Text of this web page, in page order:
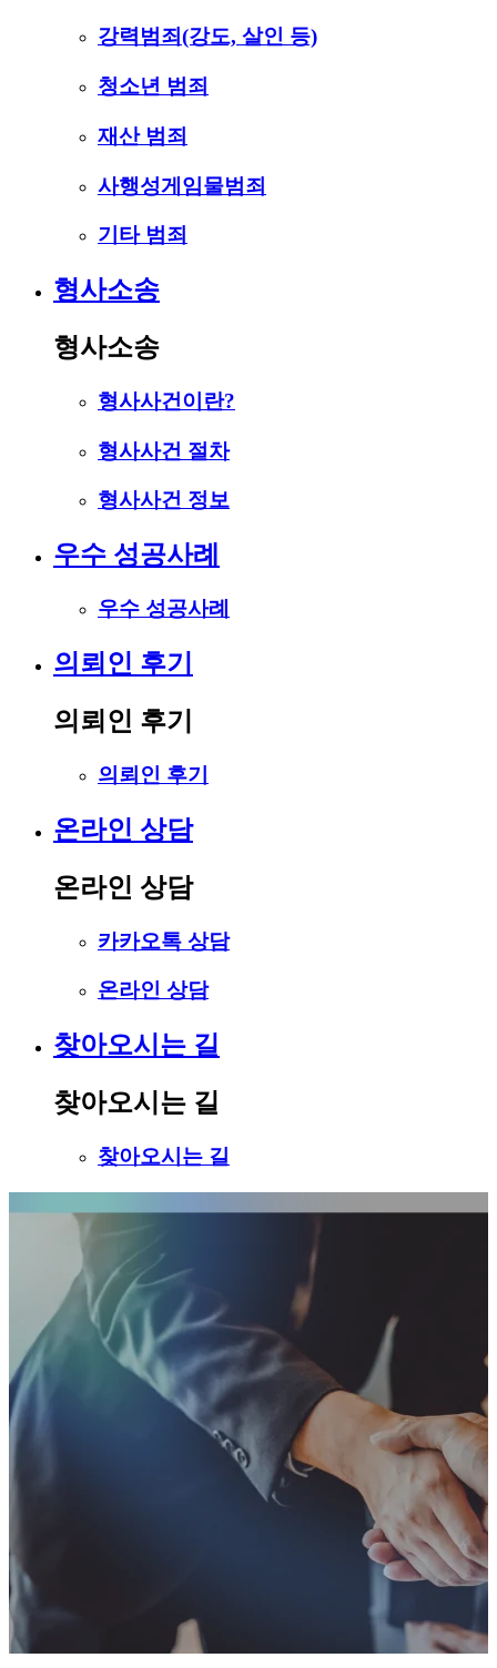
강력범죄(강도, 살인 등)
청소년 범죄
재산 범죄
사행성게임물범죄
기타 범죄
형사소송
형사소송
형사사건이란?
형사사건 절차
형사사건 정보
우수 성공사례
우수 성공사례
의뢰인 후기
의뢰인 후기
의뢰인 후기
온라인 상담
온라인 상담
카카오톡 상담
온라인 상담
찾아오시는 길
찾아오시는 길
찾아오시는 길